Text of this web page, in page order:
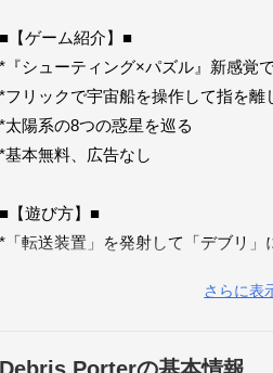
■【ゲーム紹介】■
*『シューティング×パズル』新感覚
*フリックで宇宙船を操作して指を
*太陽系の8つの惑星を巡る
*基本無料、広告なし
■【遊び方】■
*「転送装置」を発射して「デブリ
*「アイテム」や「転送ゲージ」を使
*「転送ゲージ」貯めた状態でタッチ
さらに表